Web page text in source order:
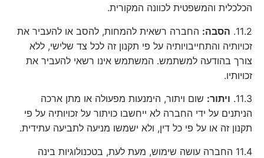
הכלכלית והמשפטית לכוונה המקורית.
11.2. הסבה: החברה רשאית להמחות, להסב או להעביר את
זכויותיה והתחייבויותיה על פי תקנון זה לכל צד שלישי, ללא
צורך בהודעה למשתמש. המשתמש אינו רשאי להעביר את
זכויותיו.
11.3. ויתור: שום ויתור, הימנעות מפעולה או מתן ארכה
הניתנים על ידי החברה לא ייחשבו כויתור על זכויותיה על פי
תקנון זה או על פי כל דין, ולא ישמשו מניעה לתביעה עתידית.
11.4 החברה עושה שימוש, מעת לעת, בטכנולוגיות בינה